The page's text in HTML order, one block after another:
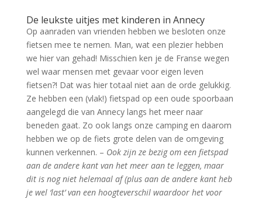
De leukste uitjes met kinderen in Annecy
Op aanraden van vrienden hebben we besloten onze
fietsen mee te nemen. Man, wat een plezier hebben
we hier van gehad! Misschien ken je de Franse wegen
wel waar mensen met gevaar voor eigen leven
fietsen?! Dat was hier totaal niet aan de orde gelukkig.
Ze hebben een (vlak!) fietspad op een oude spoorbaan
aangelegd die van Annecy langs het meer naar
beneden gaat. Zo ook langs onze camping en daarom
hebben we op de fiets grote delen van de omgeving
kunnen verkennen. – Ook zijn ze bezig om een fietspad
aan de andere kant van het meer aan te leggen, maar
dit is nog niet helemaal af (plus aan de andere kant heb
je wel ‘last’ van een hoogteverschil waardoor het voor